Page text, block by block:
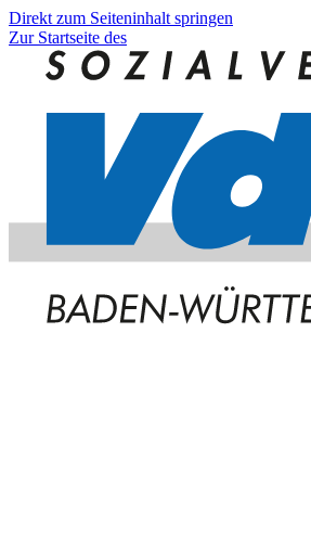
Direkt zum Seiteninhalt springen
Zur Startseite des